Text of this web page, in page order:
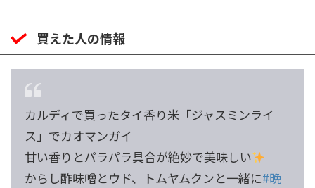
買えた人の情報
カルディで買ったタイ香り米「ジャスミンライ
ス」でカオマンガイ
甘い香りとパラパラ具合が絶妙で美味しい
からし酢味噌とウド、トムヤムクンと一緒に#晩